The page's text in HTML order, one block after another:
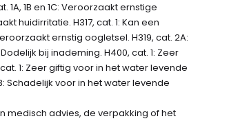
1A, 1B en 1C: Veroorzaakt ernstige
huidirritatie. H317, cat. 1: Kan een
ernstig oogletsel. H319, cat. 2A:
bij inademing. H400, cat. 1: Zeer
1: Zeer giftig voor in het water levende
Schadelijk voor in het water levende
medisch advies, de verpakking of het